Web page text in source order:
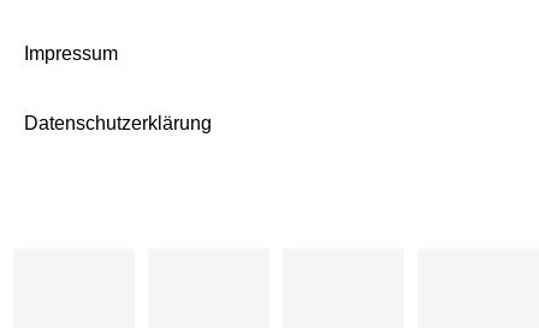
Impressum
Datenschutzerklärung